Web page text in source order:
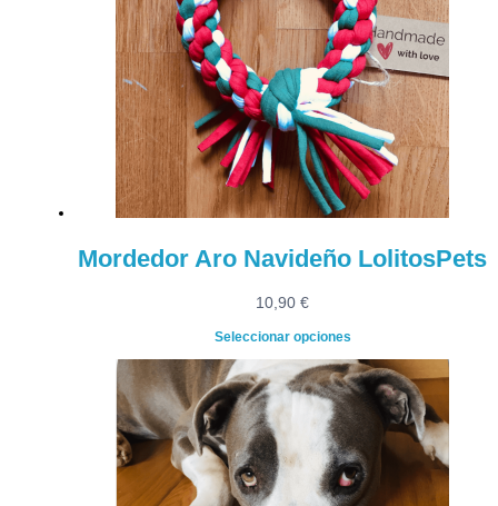
Mordedor Aro Navideño LolitosPets
10,90 €
Seleccionar opciones